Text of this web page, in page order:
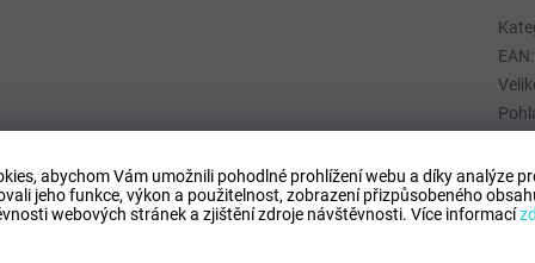
abychom Vám umožnili pohodlné prohlížení webu a díky analýze
jeho funkce, výkon a použitelnost, zobrazení přizpůsobeného
webových stránek a zjištění zdroje návštěvnosti. Více informací
EAN: